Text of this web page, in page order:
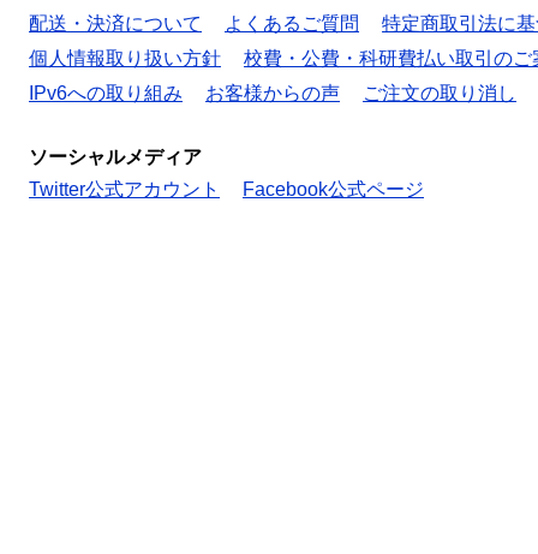
配送・決済について
よくあるご質問
特定商取引法に
個人情報取り扱い方針
校費・公費・科研費払い取引のご
IPv6への取り組み
お客様からの声 ご注文の取り消し
ソーシャルメディア
Twitter公式アカウント
Facebook公式ページ